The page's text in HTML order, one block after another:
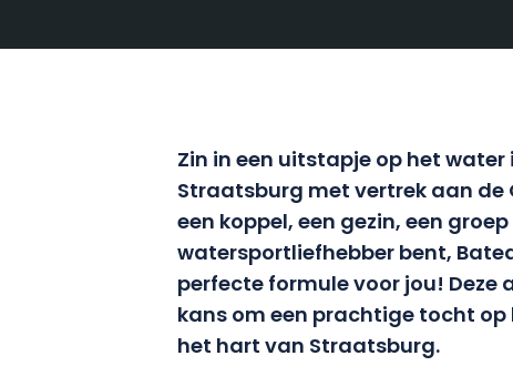
Zin in een uitstapje op het
Straatsburg met vertrek aan de
een koppel, een gezin, een
watersportliefhebber bent,
perfecte formule voor jou!
kans om een prachtige tocht
het hart van Straatsburg.